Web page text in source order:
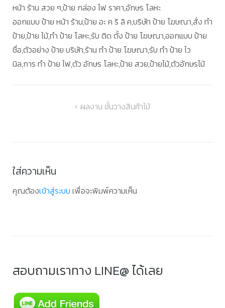
หน้า ร้าน สวย ๆ,ป้าย กล่อง ไฟ ราคา,อักษร โลหะ
ออกแบบ ป้าย หน้า ร้าน,ป้าย อะ ค ริ ลิ ค,บริษัท ป้าย โฆษณา,สั่ง ทำ
ป้าย,ป้าย ไม้,ทำ ป้าย โลหะ,รับ ติด ตั้ง ป้าย โฆษณา,ออกแบบ ป้าย
ชื่อ,ตัวอย่าง ป้าย บริษัท,ร้าน ทำ ป้าย โฆษณา,รับ ทำ ป้าย ไว
นิล,การ ทํา ป้าย ไฟ,ตัว อักษร โลหะ,ป้าย สวย,ป้ายไม้,ตัวอักษรไม้
ผลงาน ชั้นวางสินค้าไม้
ใส่ความเห็น
คุณต้องเข้าสู่ระบบ เพื่อจะพิมพ์ความเห็น
สอบถามเราทาง LINE@ ได้เลย